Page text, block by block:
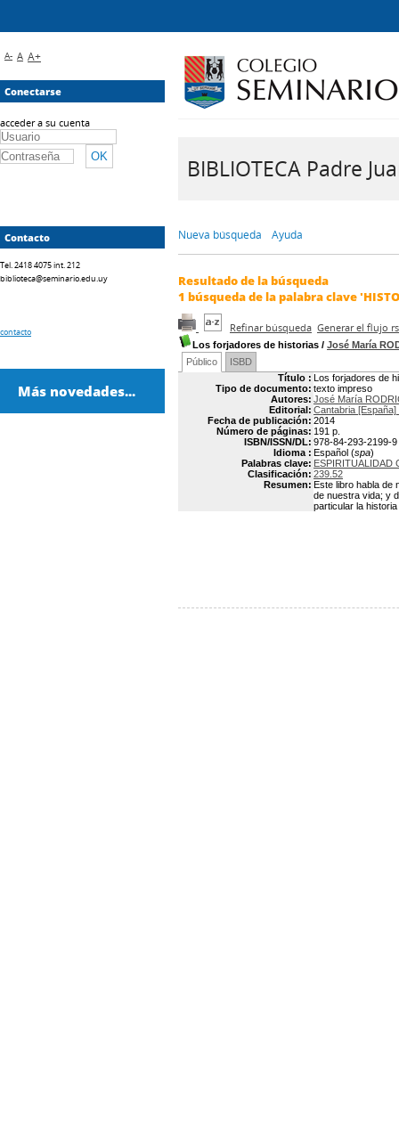
BIBLIOTECA Padre
Nueva búsqueda Ayuda
Resultado de la búsqueda
1 búsqueda de la palabra clave
Refinar búsqueda Generar el flujo
Los forjadores de historias / José María
Público
ISBD
Título : Los forjadores de
Tipo de documento: texto impreso
Autores: José María
Editorial: Cantabria [España]
Fecha de publicación: 2014
Número de páginas: 191 p.
ISBN/ISSN/DL: 978-84-293-2199-9
Idioma : Español (spa)
Palabras clave: ESPIRITUALIDAD
Clasificación: 239.52
Resumen: Este libro habla de
de nuestra vida; y
particular la
A- A A+
Conectarse
acceder a su cuenta
Contacto
Tel. 2418 4075 int. 212
biblioteca@seminario.edu.uy
contacto
Más novedades...